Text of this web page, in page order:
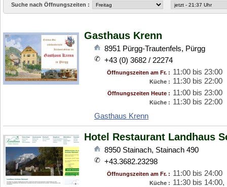
Suche nach Öffnungszeiten :
Gasthaus Krenn
8951 Pürgg-Trautenfels, Pürgg
+43 (0) 3682 / 22274
Öffnungszeiten am Fr. : 11:00 bis 23:00
Küche : 11:30 bis 22:00
Öffnungszeiten Heute : 11:00 bis 23:00
Küche : 11:30 bis 22:00
Gasthaus Krenn
Hotel Restaurant Landhaus
8950 Stainach, Stainach 490
+43.3682.23298
Öffnungszeiten am Fr. : 11:00 bis 24:00
Küche : 11:30 bis